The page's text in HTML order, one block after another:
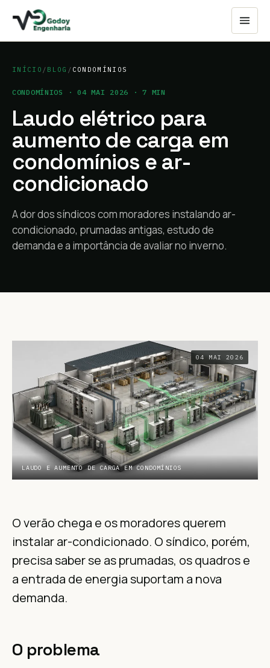
INÍCIO / BLOG / CONDOMÍNIOS
CONDOMÍNIOS ·04 MAI 2026 ·7 MIN
Laudo elétrico para
aumento de carga em
condomínios e ar-
condicionado
A dor dos síndicos com moradores instalando ar-
condicionado, prumadas antigas, estudo de
demanda e a importância de avaliar no inverno.
04 MAI 2026
LAUDO E AUMENTO DE CARGA EM CONDOMÍNIOS
O verão chega e os moradores querem
instalar ar-condicionado. O síndico, porém,
precisa saber se as prumadas, os quadros e
a entrada de energia suportam a nova
demanda.
O problema